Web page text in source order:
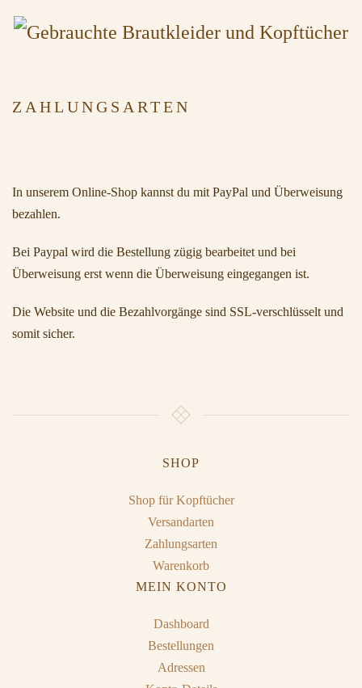
ZAHLUNGSARTEN
In unserem Online-Shop kannst du mit PayPal und Überweisung
bezahlen.
Bei Paypal wird die Bestellung zügig bearbeitet und bei
Überweisung erst wenn die Überweisung eingegangen ist.
Die Website und die Bezahlvorgänge sind SSL-verschlüsselt und
somit sicher.
SHOP
Shop für Kopftücher
Versandarten
Zahlungsarten
Warenkorb
MEIN KONTO
Dashboard
Bestellungen
Adressen